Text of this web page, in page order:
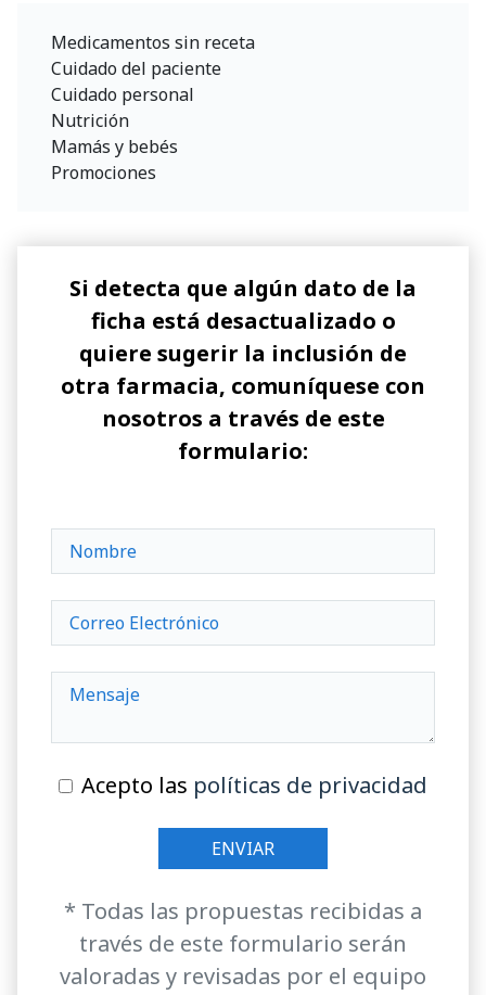
Medicamentos sin receta
Cuidado del paciente
Cuidado personal
Nutrición
Mamás y bebés
Promociones
Si detecta que algún dato de la
ficha está desactualizado o
quiere sugerir la inclusión de
otra farmacia, comuníquese con
nosotros a través de este
formulario:
Acepto las políticas de privacidad
* Todas las propuestas recibidas a
través de este formulario serán
valoradas y revisadas por el equipo